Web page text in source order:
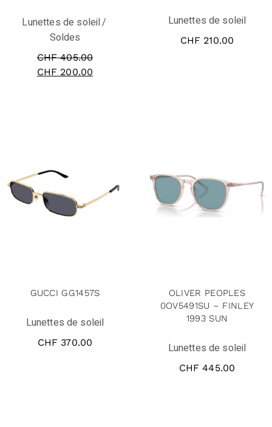
Lunettes de soleil
Soldes
CHF405.00
CHF 200.00
Lunettes de soleil
CHF 210.00
GUCCI GG1457S
Lunettes de soleil
CHF 370.00
OLIVER PEOPLES
0OV5491SU – FINLEY
1993 SUN
Lunettes de soleil
CHF 445.00